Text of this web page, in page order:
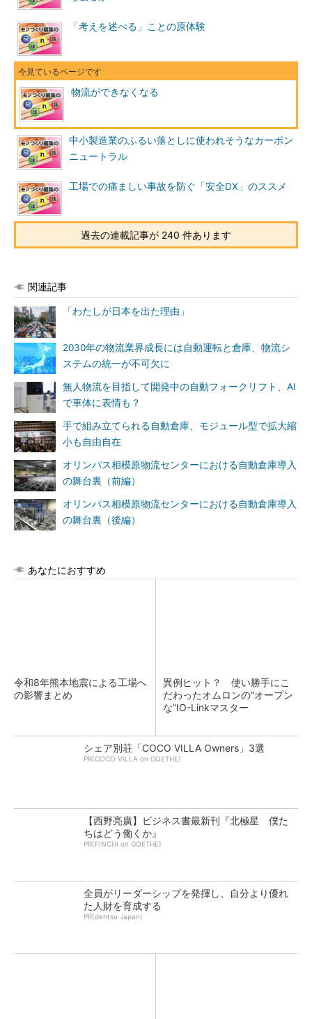
「考えを述べる」ことの原体験
物流ができなくなる
中小製造業のふるい落としに使われそうなカーボン
ニュートラル
工場での痛ましい事故を防ぐ「安全DX」のススメ
過去の連載記事が 240 件あります
関連記事
「わたしが日本を出た理由」
2030年の物流業界成長には自動運転と倉庫、物流シ
ステムの統一が不可欠に
無人物流を目指して開発中の自動フォークリフト、AI
で車体に表情も？
手で組み立てられる自動倉庫、モジュール型で拡大縮
小も自由自在
オリンパス相模原物流センターにおける自動倉庫導入
の舞台裏（前編）
オリンパス相模原物流センターにおける自動倉庫導入
の舞台裏（後編）
あなたにおすすめ
令和8年熊本地震による工場へ
の影響まとめ
異例ヒット？ 使い勝手にこ
だわったオムロンの“オープン
な”IO-Linkマスター
シェア別荘「COCO VILLA Owners」3選
PR(COCO VILLA on GOETHE)
【西野亮廣】ビジネス書最新刊『北極星 僕た
ちはどう働くか』
PR(FINCHI on GOETHE)
全員がリーダーシップを発揮し、自分より優れ
た人財を育成する
PR(dentsu Japan)